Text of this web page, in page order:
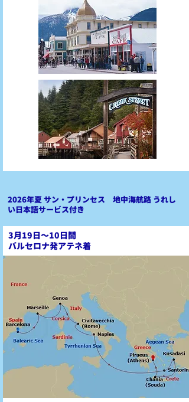
2026年夏 サン・プリンセス 地中海航路 うれし
い日本語サービス付き
3月19日～10日間
​バルセロナ発アテネ着